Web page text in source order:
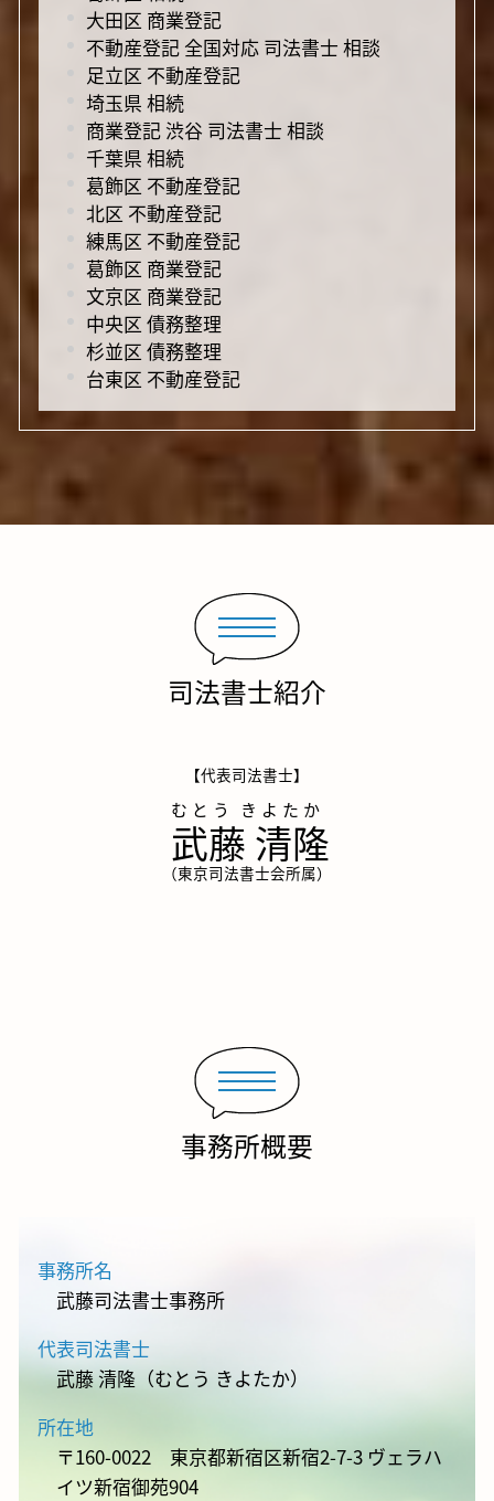
大田区 商業登記
不動産登記 全国対応 司法書士 相談
足立区 不動産登記
埼玉県 相続
商業登記 渋谷 司法書士 相談
千葉県 相続
葛飾区 不動産登記
北区 不動産登記
練馬区 不動産登記
葛飾区 商業登記
文京区 商業登記
中央区 債務整理
杉並区 債務整理
台東区 不動産登記
司法書士紹介
【代表司法書士】
武藤 清隆
（東京司法書士会所属）
事務所概要
事務所名
武藤司法書士事務所
代表司法書士
武藤 清隆（むとう きよたか）
所在地
〒160-0022 東京都新宿区新宿2-7-3 ヴェラハ
イツ新宿御苑904